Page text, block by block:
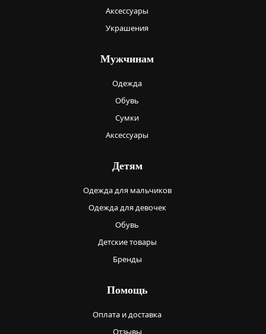
Аксессуары
Украшения
Мужчинам
Одежда
Обувь
Сумки
Аксессуары
Детям
Одежда для мальчиков
Одежда для девочек
Обувь
Детские товары
Бренды
Помощь
Оплата и доставка
Отзывы